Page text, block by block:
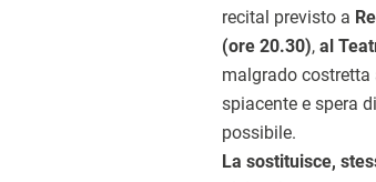
recital previsto a
(ore 20.30), al
malgrado costretta
spiacente e spera
possibile.
La sostituisce,